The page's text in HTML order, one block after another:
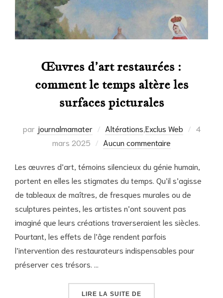
Œuvres d’art restaurées :
comment le temps altère les
surfaces picturales
par journalmamater Altérations Exclus Web
Publié
4
mars 2025
Aucun commentaire
Les œuvres d’art, témoins silencieux du génie humain,
portent en elles les stigmates du temps. Qu’il s’agisse
de tableaux de maîtres, de fresques murales ou de
sculptures peintes, les artistes n’ont souvent pas
imaginé que leurs créations traverseraient les siècles.
Pourtant, les effets de l’âge rendent parfois
l’intervention des restaurateurs indispensables pour
préserver ces trésors. …
LIRE LA SUITE DE